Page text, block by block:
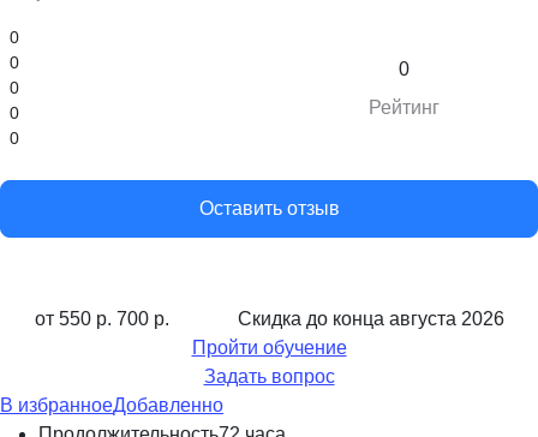
0
0
0
0
0
0
Рейтинг
Оставить отзыв
от 550 р. 700 р. Скидка до конца августа 2026
Пройти обучение
Задать вопрос
В избранноеДобавленно